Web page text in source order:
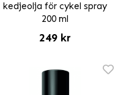
kedjeolja för cykel spray
200 ml
249 kr